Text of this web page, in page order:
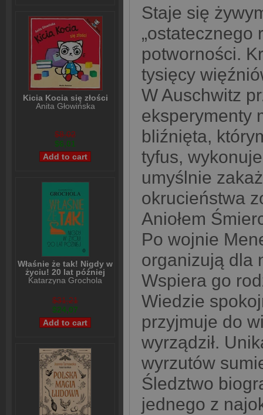
Kicia Kocia się złości
Anita Głowińska
$8,02
$6,01
Właśnie że tak! Nigdy w
życiu! 20 lat później
Katarzyna Grochola
$31,21
$24,07
Staje się
„ostatecznego
potworności.
tysięcy
W Auschwitz
eksperymenty
bliźnięta,
tyfus,
umyślnie
okrucieństwa
Aniołem
Po wojnie
organizują dla
Wspiera go
Wiedzie
przyjmuje do
wyrządził.
wyrzutów
Śledztwo
jednego z